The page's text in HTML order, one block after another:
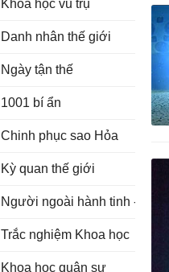
Khoa học vũ trụ
Danh nhân thế giới
Ngày tận thế
1001 bí ẩn
Chinh phục sao Hỏa
Kỳ quan thế giới
Người ngoài hành tinh - UFO
Trắc nghiệm Khoa học
Khoa học quân sự